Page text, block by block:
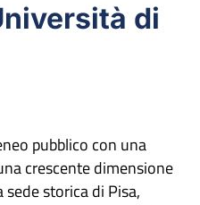
di
pubblico con una
crescente dimensione
storica di Pisa,